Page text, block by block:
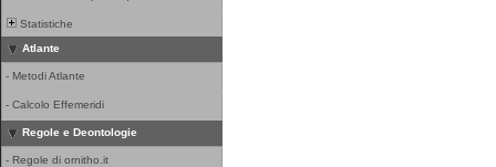
Statistiche
Atlante
- Metodi Atlante
- Calcolo Effemeridi
Regole e Deontologie
- Regole di ornitho.it